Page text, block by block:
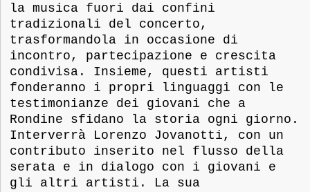
la musica fuori dai confini
tradizionali del concerto,
trasformandola in occasione di
incontro, partecipazione e crescita
condivisa. Insieme, questi artisti
fonderanno i propri linguaggi con le
testimonianze dei giovani che a
Rondine sfidano la storia ogni giorno.
Interverrà Lorenzo Jovanotti, con un
contributo inserito nel flusso della
serata e in dialogo con i giovani e
gli altri artisti. La sua